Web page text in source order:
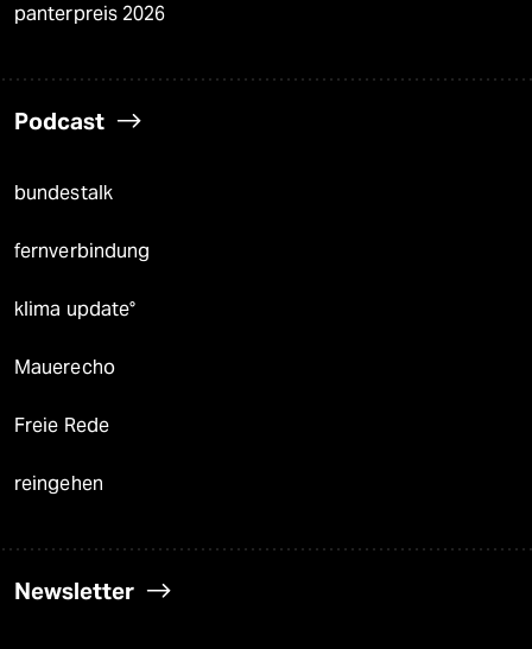
panterpreis 2026
Podcast
bundestalk
fernverbindung
klima update°
Mauerecho
Freie Rede
reingehen
Newsletter